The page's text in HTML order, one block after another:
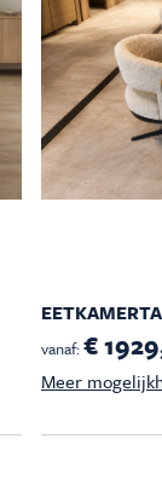
vanaf:€
Meer